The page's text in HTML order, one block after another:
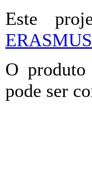
Este
O
pode ser